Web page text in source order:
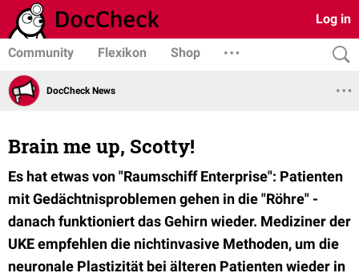
Log in
Community Flexikon Shop
DocCheck News
Brain me up, Scotty!
Es hat etwas von "Raumschiff Enterprise": Patienten
mit Gedächtnisproblemen gehen in die "Röhre" -
danach funktioniert das Gehirn wieder. Mediziner der
UKE empfehlen die nichtinvasive Methoden, um die
neuronale Plastizität bei älteren Patienten wieder in